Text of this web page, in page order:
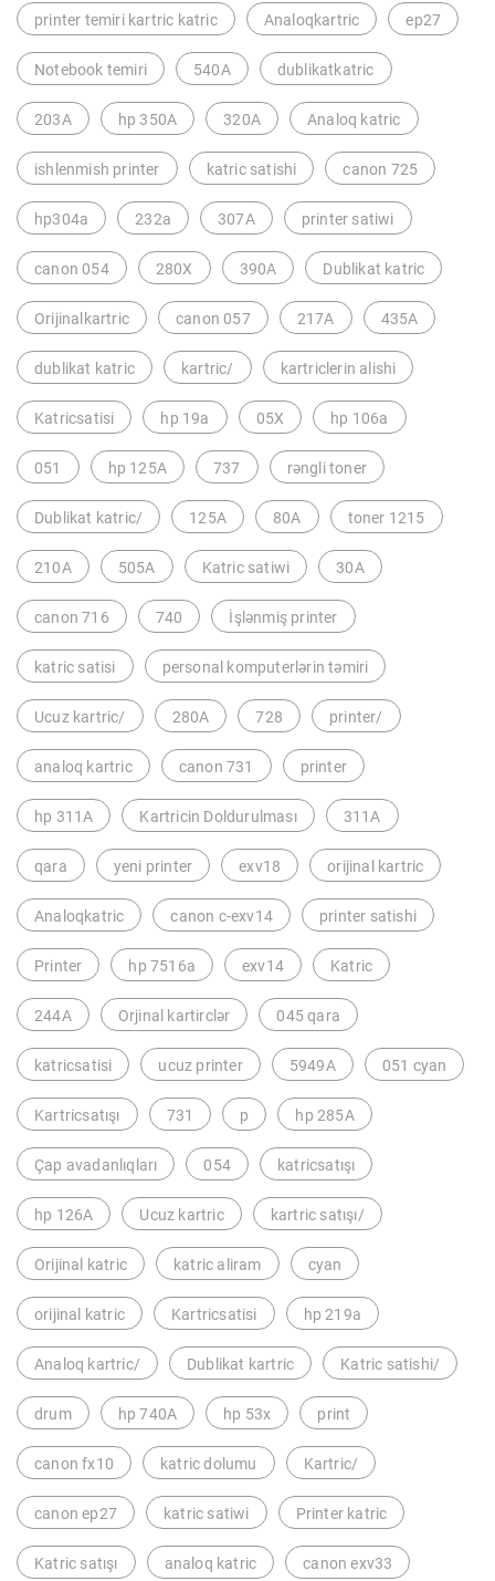
printer temiri kartric katric Analoqkartric ep27
Notebook temiri 540A dublikatkatric
203A hp 350A 320A Analoq katric
ishlenmish printer katric satishi canon 725
hp304a 232a 307A printer satiwi
canon 054 280X 390A Dublikat katric
Orijinalkartric canon 057 217A 435A
dublikat katric kartric/ kartriclerin alishi
Katricsatisi hp 19a 05X hp 106a
051 hp 125A 737 rəngli toner
Dublikat katric/ 125A 80A toner 1215
210A 505A Katric satiwi 30A
canon 716 740 İşlənmiş printer
katric satisi personal komputerlərin təmiri
Ucuz kartric/ 280A 728 printer/
analoq kartric canon 731 printer
hp 311A Kartricin Doldurulması 311A
qara yeni printer exv18 orijinal kartric
Analoqkatric canon c-exv14 printer satishi
Printer hp 7516a exv14 Katric
244A Orjinal kartirclər 045 qara
katricsatisi ucuz printer 5949A 051 cyan
Kartricsatışı 731 p hp 285A
Çap avadanlıqları 054 katricsatışı
hp 126A Ucuz kartric kartric satışı/
Orijinal katric katric aliram cyan
orijinal katric Kartricsatisi hp 219a
Analoq kartric/ Dublikat kartric Katric satishi/
drum hp 740A hp 53x print
canon fx10 katric dolumu Kartric/
canon ep27 katric satiwi Printer katric
Katric satışı analoq katric canon exv33